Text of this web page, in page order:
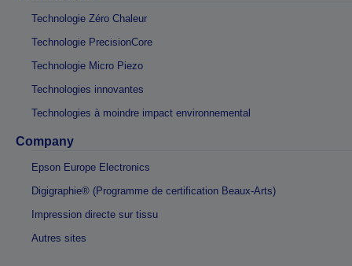
Technologie Zéro Chaleur
Technologie PrecisionCore
Technologie Micro Piezo
Technologies innovantes
Technologies à moindre impact environnemental
Company
Epson Europe Electronics
Digigraphie® (Programme de certification Beaux-Arts)
Impression directe sur tissu
Autres sites